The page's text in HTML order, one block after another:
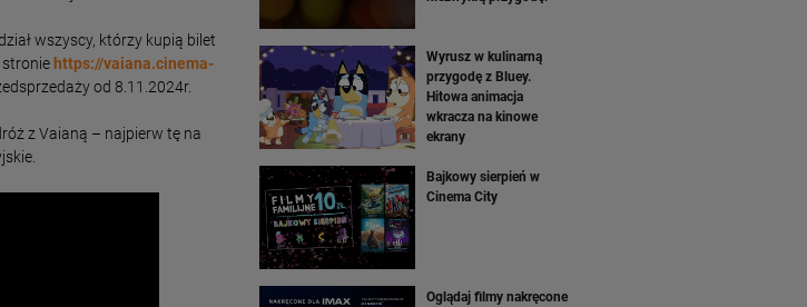
wszyscy, którzy kupią bilet
stronie https://vaiana.cinema-
od 8.11.2024r.
z Vaianą – najpierw tę na
Wyrusz w kulinarną
przygodę z Bluey.
Hitowa animacja
wkracza na kinowe
ekrany
Bajkowy sierpień w
Cinema City
Oglądaj filmy nakręcone